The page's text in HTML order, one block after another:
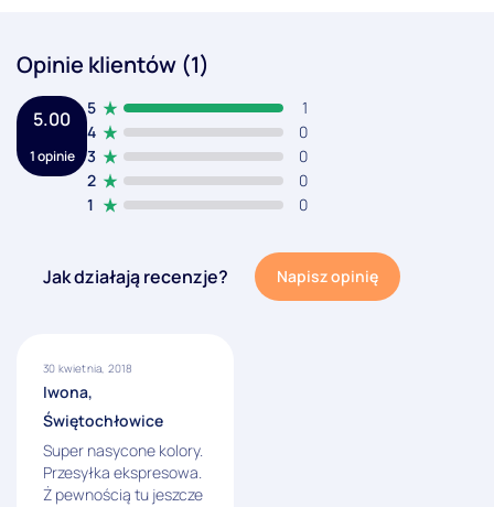
Opinie klientów (1)
5.00
1 opinie
1 0
2 0
3 0
4 0
5 1
Jak działają recenzje? Napisz opinię
30 kwietnia, 2018
Iwona,
Świętochłowice
Super nasycone kolory.
Przesyłka ekspresowa.
Ż pewnością tu jeszcze